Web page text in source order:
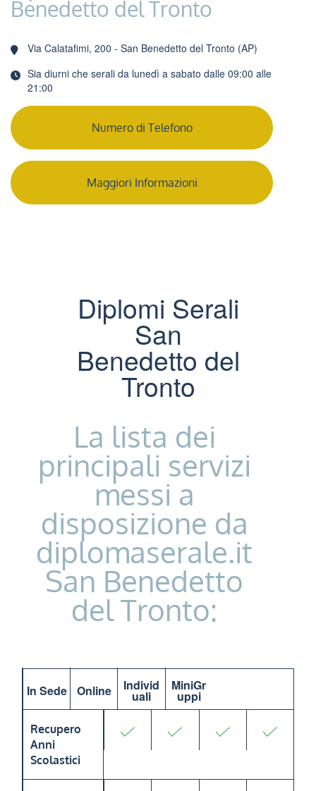
Benedetto del Tronto
Via Calatafimi, 200 - San Benedetto del Tronto (AP)
Sia diurni che serali da lunedì a sabato dalle 09:00 alle
21:00
Numero di Telefono
Maggiori Informazioni
Diplomi Serali
San
Benedetto del
Tronto
La lista dei
principali servizi
messi a
disposizione da
diplomaserale.it
San Benedetto
del Tronto:
In Sede Online Individ
uali
MiniGr
uppi
Recupero
Anni
Scolastici